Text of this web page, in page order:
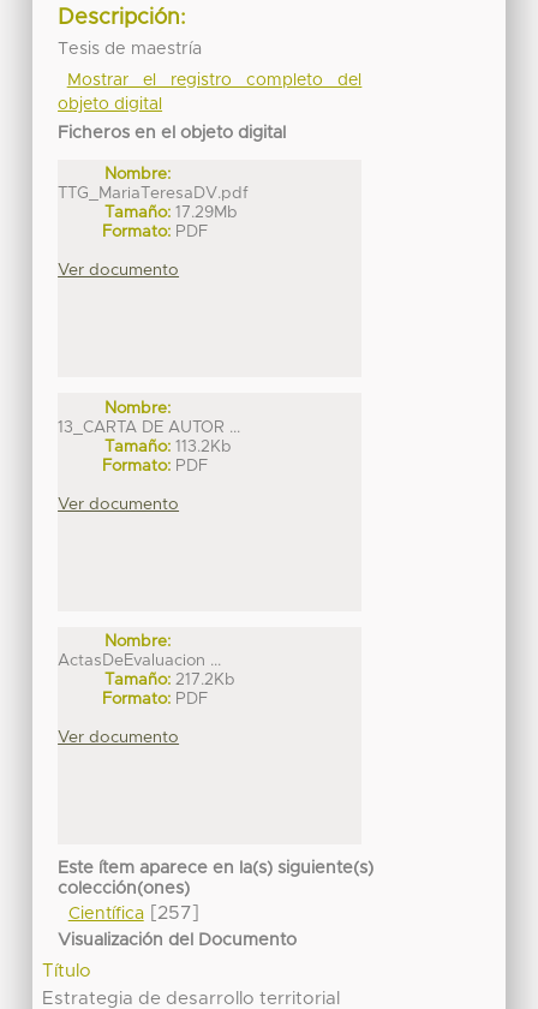
Descripción:
Tesis de maestría
Mostrar el registro completo del
objeto digital
Ficheros en el objeto digital
Nombre:
TTG_MariaTeresaDV.pdf
Tamaño: 17.29Mb
Formato: PDF
Ver documento
Nombre:
13_CARTA DE AUTOR ...
Tamaño: 113.2Kb
Formato: PDF
Ver documento
Nombre:
ActasDeEvaluacion ...
Tamaño: 217.2Kb
Formato: PDF
Ver documento
Este ítem aparece en la(s) siguiente(s)
colección(ones)
Científica[257]
Visualización del Documento
Título
Estrategia de desarrollo territorial